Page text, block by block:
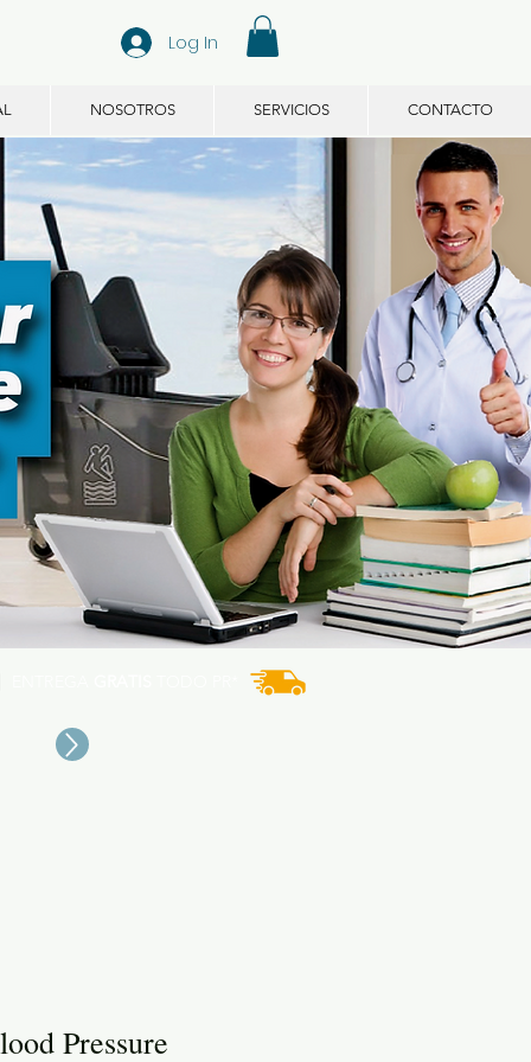
Log In
NOSOTROS SERVICIOS CONTACTO
Pressure